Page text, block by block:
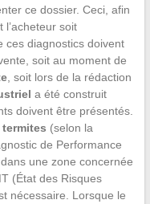
ce dossier. Ceci, afin
l’acheteur soit
ces diagnostics doivent
soit au moment de
, soit lors de la rédaction
a été construit
doivent être présentés.
(selon la
de Performance
une zone concernée
(État des Risques
nécessaire. Lorsque le